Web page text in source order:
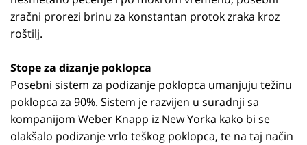
zračni prorezi brinu za konstantan protok zraka kroz
roštilj.
Stope za dizanje poklopca
Posebni sistem za podizanje poklopca umanjuju težinu
poklopca za 90%. Sistem je razvijen u suradnji sa
kompanijom Weber Knapp iz New Yorka kako bi se
olakšalo podizanje vrlo teškog poklopca, te na taj način